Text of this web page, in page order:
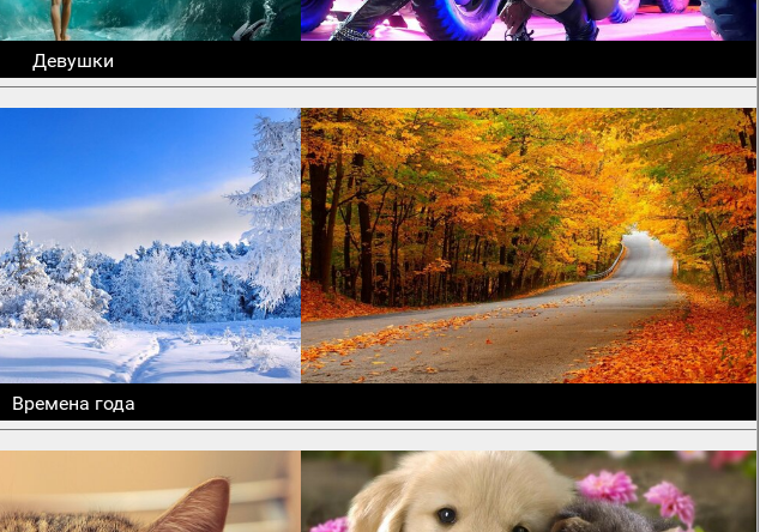
Девушки
Времена года